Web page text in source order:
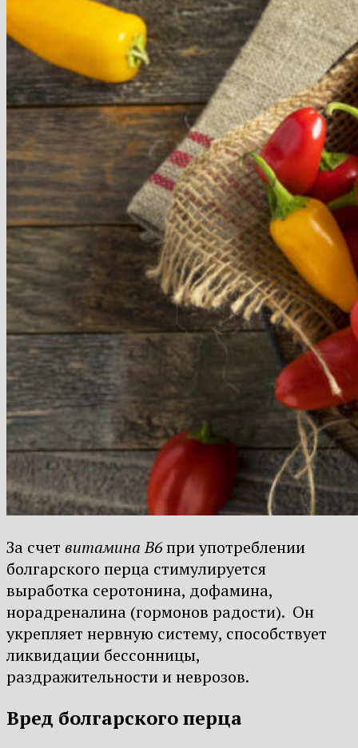
За счет витамина В6при употреблении
болгарского перца стимулируется
выработка серотонина, дофамина,
норадреналина (гормонов радости). Он
укрепляет нервную систему, способствует
ликвидации бессонницы,
раздражительности и неврозов.
Вред болгарского перца